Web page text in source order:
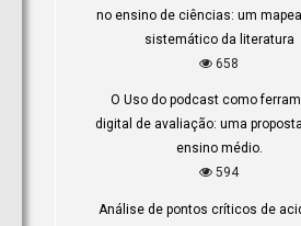
no ensino de ciências: um
sistemático da literatura
658
O Uso do podcast como
digital de avaliação: uma
ensino médio.
594
Análise de pontos críticos de